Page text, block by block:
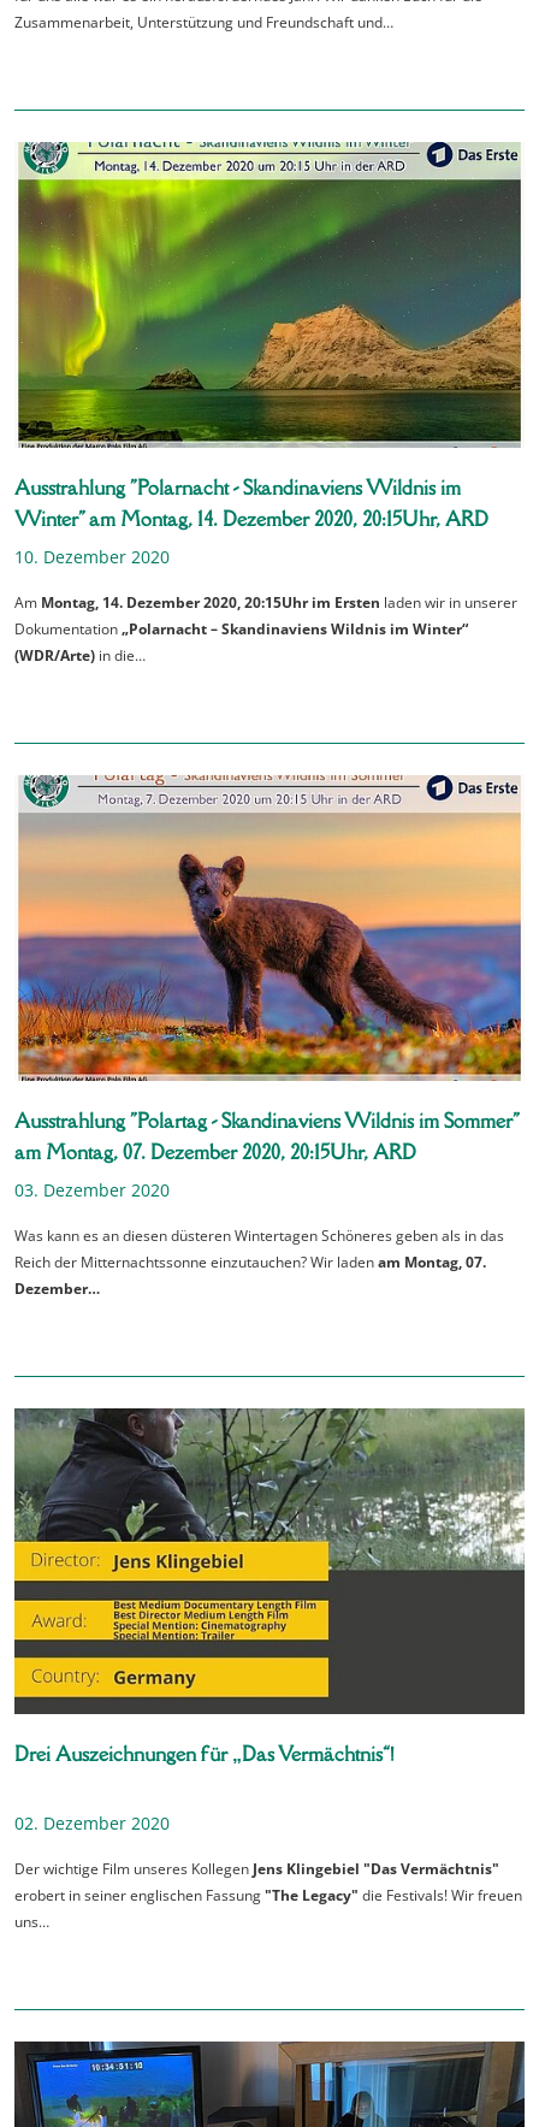
Zusammenarbeit, Unterstützung und Freundschaft und…
Ausstrahlung "Polarnacht - Skandinaviens Wildnis im
Winter" am Montag, 14. Dezember 2020, 20:15Uhr, ARD
10. Dezember 2020
Am Montag, 14. Dezember 2020, 20:15Uhr im Ersten laden wir in unserer
Dokumentation„Polarnacht – Skandinaviens Wildnis im Winter“
(WDR/Arte) in die…
Ausstrahlung "Polartag - Skandinaviens Wildnis im Sommer"
am Montag, 07. Dezember 2020, 20:15Uhr, ARD
03. Dezember 2020
Was kann es an diesen düsteren Wintertagen Schöneres geben als in das
Reich der Mitternachtssonne einzutauchen? Wir ladenam Montag, 07.
Dezember…
Drei Auszeichnungen für „Das Vermächtnis“!
02. Dezember 2020
Der wichtige Film unseres Kollegen Jens Klingebiel "Das Vermächtnis"
erobert in seiner englischen Fassung"The Legacy" die Festivals! Wir freuen
uns…